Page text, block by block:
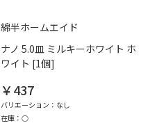
綿半ホームエイド
ナノ 5.0皿 ミルキーホワイト ホ
ワイト [1個]
￥437
バリエーション：なし
在庫：○